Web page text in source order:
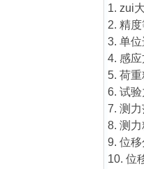
1. zui
2. 精
3. 单
4. 感
5. 荷
6. 试
7. 测
8. 测
9. 位
10. 位